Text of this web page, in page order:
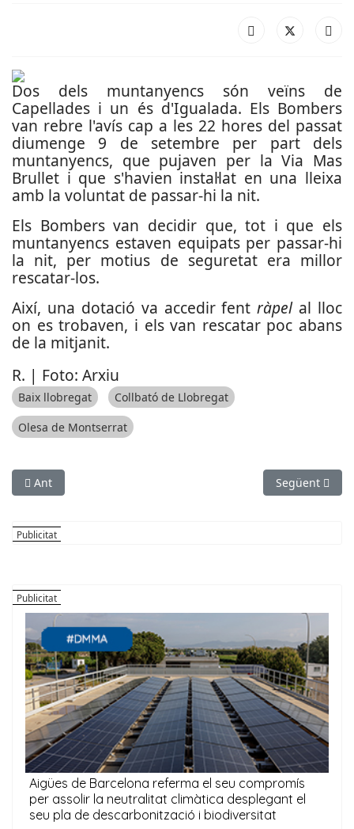
Dos dels muntanyencs són veïns de
Capellades i un és d'Igualada. Els Bombers
van rebre l'avís cap a les 22 hores del passat
diumenge 9 de setembre per part dels
muntanyencs, que pujaven per la Via Mas
Brullet i que s'havien instal·lat en una lleixa
amb la voluntat de passar-hi la nit.
Els Bombers van decidir que, tot i que els
muntanyencs estaven equipats per passar-hi
la nit, per motius de seguretat era millor
rescatar-los.
Així, una dotació va accedir fentràpelal lloc
on es trobaven, i els van rescatar poc abans
de la mitjanit.
R. | Foto: Arxiu
Baix llobregat
Collbató de Llobregat
Olesa de Montserrat
Article anterior: Adelson volia traslladar l’aeroport i
Ant Article
Següent